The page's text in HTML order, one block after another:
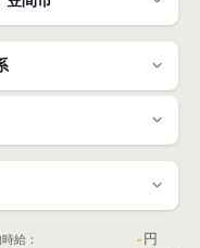
給： - 円